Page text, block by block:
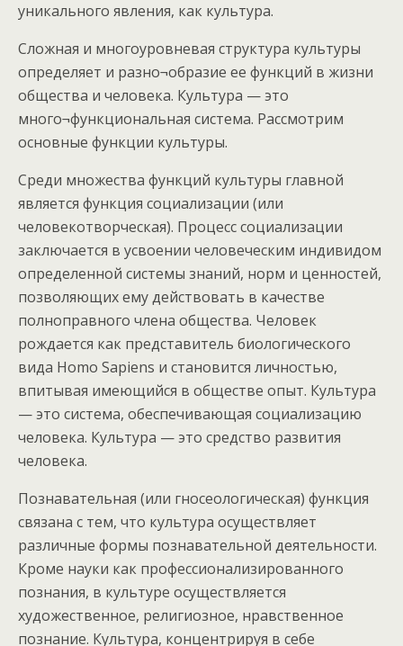
уникального явления, как культура.
Сложная и многоуровневая структура культуры
определяет и разно¬образие ее функций в жизни
общества и человека. Культура — это
много¬функциональная система. Рассмотрим
основные функции культуры.
Среди множества функций культуры главной
является функция социализации (или
человекотворческая). Процесс социализации
заключается в усвоении человеческим индивидом
определенной системы знаний, норм и ценностей,
позволяющих ему действовать в качестве
полноправного члена общества. Человек
рождается как представитель биологического
вида Homo Sapiens и становится личностью,
впитывая имеющийся в обществе опыт. Культура
— это система, обеспечивающая социализацию
человека. Культура — это средство развития
человека.
Познавательная (или гносеологическая) функция
связана с тем, что культура осуществляет
различные формы познавательной деятельности.
Кроме науки как профессионализированного
познания, в культуре осуществляется
художественное, религиозное, нравственное
познание. Культура, концентрируя в себе